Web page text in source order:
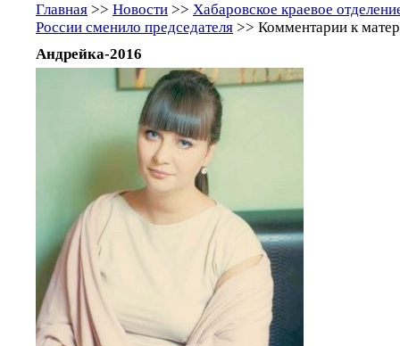
Главная >> Новости >> Хабаровское краевое
России сменило председателя >> Комментарии к
Андрейка-2016